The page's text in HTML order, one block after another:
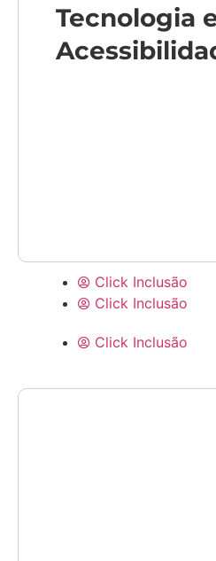
Tecnologia
Click Inclusão
Click Inclusão
Click Inclusão